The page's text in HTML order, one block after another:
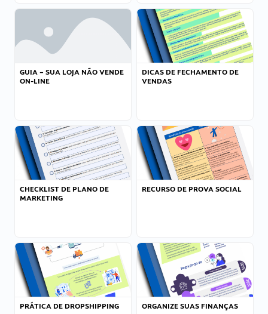
GUIA – SUA LOJA NÃO VENDE
ON-LINE
DICAS DE FECHAMENTO DE
VENDAS
CHECKLIST DE PLANO DE
MARKETING
RECURSO DE PROVA SOCIAL
PRÁTICA DE DROPSHIPPING ORGANIZE SUAS FINANÇAS